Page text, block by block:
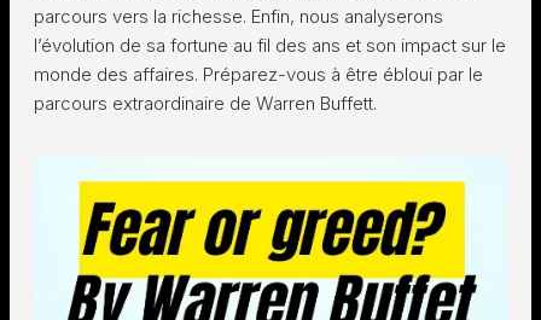
parcours vers la richesse. Enfin, nous analyserons
l’évolution de sa fortune au fil des ans et son impact sur le
monde des affaires. Préparez-vous à être ébloui par le
parcours extraordinaire de Warren Buffett.